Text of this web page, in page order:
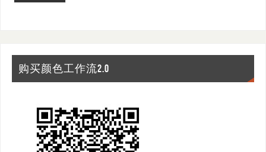
购买颜色工作流2.0